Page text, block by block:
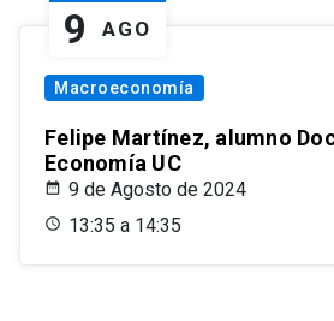
9 AGO
Macroeconomía
Felipe Martínez, alumno
Economía UC
9 de Agosto de 2024
13:35 a 14:35